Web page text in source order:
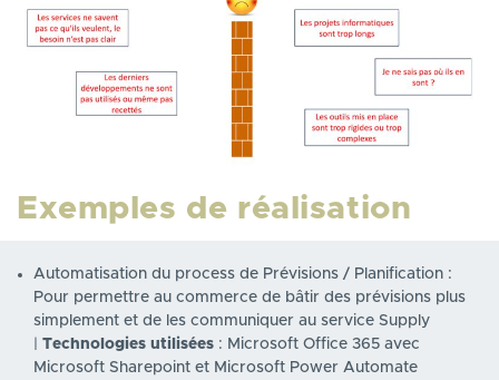
Exemples de réalisation
Automatisation du process de Prévisions / Planification :
Pour permettre au commerce de bâtir des prévisions plus
simplement et de les communiquer au service Supply
Technologies utilisées : Microsoft Office 365 avec
Microsoft Sharepoint et Microsoft Power Automate